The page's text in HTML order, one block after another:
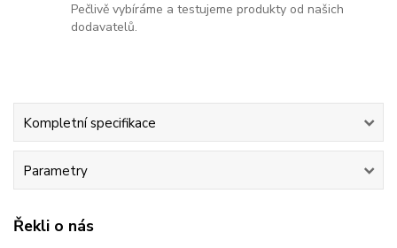
Pečlivě vybíráme a testujeme produkty od našich
dodavatelů.
Kompletní specifikace
Parametry
Řekli o nás